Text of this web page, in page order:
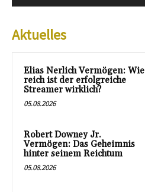
Aktuelles
Elias Nerlich Vermögen: Wie
reich ist der erfolgreiche
Streamer wirklich?
05.08.2026
Robert Downey Jr.
Vermögen: Das Geheimnis
hinter seinem Reichtum
05.08.2026